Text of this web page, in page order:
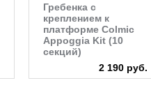
Гребенка с
креплением к
платформе Colmic
Appoggia Kit (10
секций)
2 190 руб.